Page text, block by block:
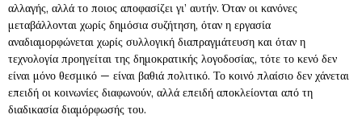
αλλαγής, αλλά το ποιος αποφασίζει γι’ αυτήν. Όταν οι κανόνες
μεταβάλλονται χωρίς δημόσια συζήτηση, όταν η εργασία
αναδιαμορφώνεται χωρίς συλλογική διαπραγμάτευση και όταν η
τεχνολογία προηγείται της δημοκρατικής λογοδοσίας, τότε το κενό δεν
είναι μόνο θεσμικό — είναι βαθιά πολιτικό. Το κοινό πλαίσιο δεν χάνεται
επειδή οι κοινωνίες διαφωνούν, αλλά επειδή αποκλείονται από τη
διαδικασία διαμόρφωσής του.